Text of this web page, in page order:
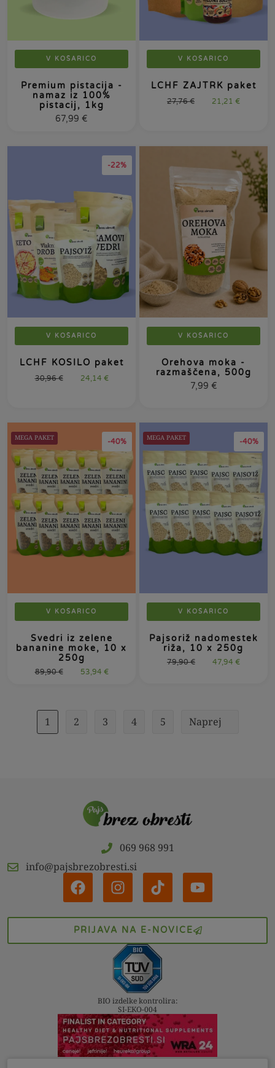
V KOŠARICO
Premium pistacija -
namaz iz 100%
pistacij, 1kg
67,99 €
V KOŠARICO
LCHF ZAJTRK paket
27,76€ 21,21 €
-22%
V KOŠARICO
LCHF KOSILO paket
30,96€ 24,14 €
V KOŠARICO
Orehova moka -
razmaščena, 500g
7,99 €
-40%
MEGA PAKET
V KOŠARICO
Svedri iz zelene
bananine moke, 10 x
250g
89,90€ 53,94 €
-40%
MEGA PAKET
V KOŠARICO
Pajsoriž nadomestek
riža, 10 x 250g
79,90€ 47,94 €
1 2 3 4 5 Naprej
069 968 991
info@pajsbrezobresti.si
PRIJAVA NA E-NOVICE
BIO izdelke kontrolira:
SI-EKO-004